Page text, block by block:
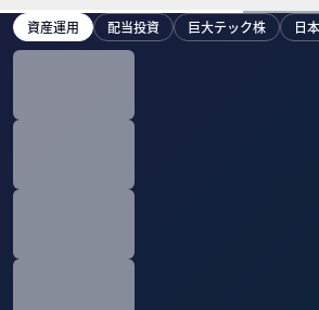
資産運用 配当投資 巨大テック株 日